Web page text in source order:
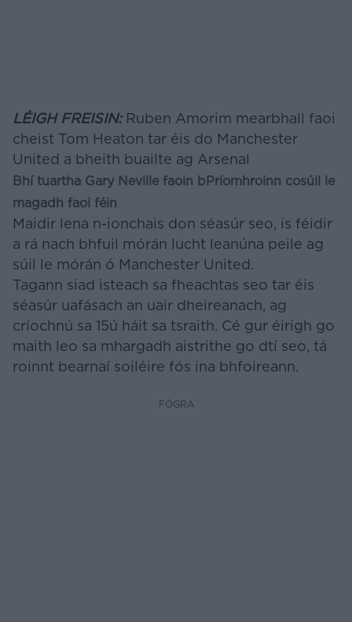
LÉIGH FREISIN: Ruben Amorim mearbhall faoi
cheist Tom Heaton tar éis do Manchester
United a bheith buailte ag Arsenal
Bhí tuartha Gary Neville faoin bPríomhroinn cosúil le
magadh faoi féin
Maidir lena n-ionchais don séasúr seo, is féidir
a rá nach bhfuil mórán lucht leanúna peile ag
súil le mórán ó Manchester United.
Tagann siad isteach sa fheachtas seo tar éis
séasúr uafásach an uair dheireanach, ag
críochnú sa 15ú háit sa tsraith. Cé gur éirigh go
maith leo sa mhargadh aistrithe go dtí seo, tá
roinnt bearnaí soiléire fós ina bhfoireann.
FÓGRA